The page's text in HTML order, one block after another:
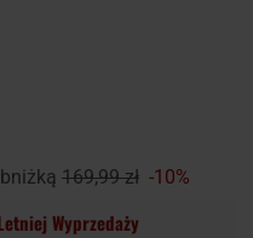
169,99 zł -10%
Wyprzedaży